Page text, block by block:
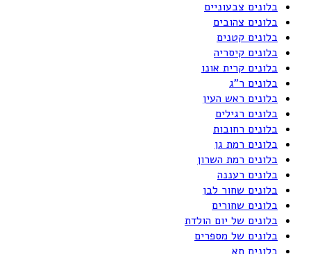
בלונים צבעוניים
בלונים צהובים
בלונים קטנים
בלונים קיסריה
בלונים קרית אונו
בלונים ר"ג
בלונים ראש העין
בלונים רגילים
בלונים רחובות
בלונים רמת גן
בלונים רמת השרון
בלונים רעננה
בלונים שחור לבן
בלונים שחורים
בלונים של יום הולדת
בלונים של מספרים